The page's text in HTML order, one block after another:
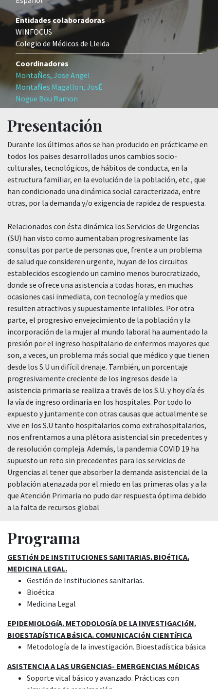
Entidades colaboradoras
WINFOCUS
Colegio de Médicos de Lleida
Coordinadores
MontaÑes, Jose Angel
MontaÑes Magallon, JosÉ
Nogue Bou Ramon
Presentación
Durante los últimos años se han producido en prácticame en
todos los paises desarrollados unos cambios socio-
culturales, tecnológicos, de hábitos de conducta, en la
estructura familiar, en la evolución de la población, etc., que
han condicionado una dinámica social caracterizada, entre
otras, por la demanda y/o exigencia de rapidez de respuesta.
Relacionados con ésta dinámica los Servicios de Urgencias
(SU) han visto como aumentaban progresivamente las
consultas por parte de personas que, frente a un problema
de salud que consideren urgente, huyan de los circuitos
establecidos escogiendo un camino menos burocratizado,
donde se ofrece una asistencia a todas horas, en muchas
ocasiones casi inmediata, con tecnología y medios que
resulten atractivos y supuestamente infalibles. Por otra
parte, el progresivo envejecimiento de la población y la
incorporación de la mujer al mundo laboral ha aumentado la
presión por el ingreso hospitalario de enfermos mayores que
son, a veces, un problema más social que médico y que tienen
desde los S.U un difícil drenaje. También, un porcentaje
progresivamente creciente de los ingresos desde la
asistencia primaria se realiza a través de los S.U. y hoy día és
la vía de ingreso ordinaria en los hospitales. Por todo lo
expuesto y juntamente con otras causas que actualmente se
vive en los S.U tanto hospitalarios como extrahospitalarios,
nos enfrentamos a una plétora asistencial sin precedentes y
de resolución compleja. Además, la pandemia COVID 19 ha
supuesto un reto sin precedentes para los servicios de
Urgencias al tener que absorber la demanda asistencial de la
población atenazada por el miedo en las primeras olas y a la
que Atención Primaria no pudo dar respuesta óptima debido
a la falta de recursos global
Programa
GESTIóN DE INSTITUCIONES SANITARIAS. BIOéTICA.
MEDICINA LEGAL.
Gestión de Instituciones sanitarias.
Bioética
Medicina Legal
EPIDEMIOLOGíA. METODOLOGíA DE LA INVESTIGACIóN.
BIOESTADíSTICA BáSICA. COMUNICACIóN CIENTíFICA
Metodología de la investigación. Bioestadística básica
ASISTENCIA A LAS URGENCIAS- EMERGENCIAS MéDICAS
Soporte vital básico y avanzado. Prácticas con